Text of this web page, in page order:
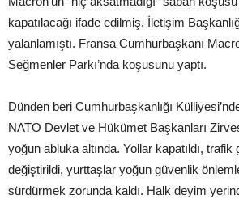
kapatılacağı ifade edilmiş, İletişim
yalanlamıştı. Fransa Cumhurbaşkanı
Seğmenler Parkı’nda koşusunu yaptı.
Dünden beri Cumhurbaşkanlığı
NATO Devlet ve Hükümet Başkanları
yoğun abluka altında. Yollar kapatıldı, trafik
değiştirildi, yurttaşlar yoğun güvenlik
sürdürmek zorunda kaldı. Halk deyim